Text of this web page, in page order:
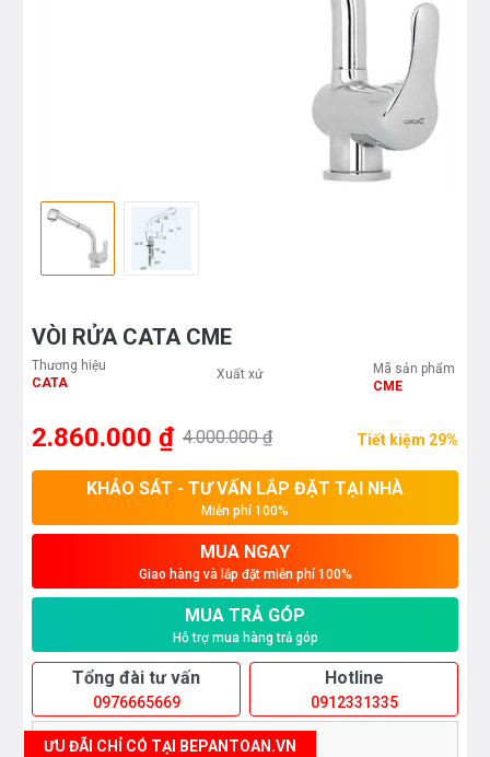
VÒI RỬA CATA CME
Thương hiệu
CATA
Xuất xứ
Mã sản phẩm
CME
2.860.000 ₫ 4.000.000 ₫ Tiết kiệm 29%
KHẢO SÁT - TƯ VẤN LẮP ĐẶT TẠI NHÀ
Miễn phí 100%
MUA NGAY
Giao hàng và lắp đặt miễn phí 100%
MUA TRẢ GÓP
Hỗ trợ mua hàng trả góp
Tổng đài tư vấn
0976665669
Hotline
0912331335
ƯU ĐÃI CHỈ CÓ TẠI BEPANTOAN.VN